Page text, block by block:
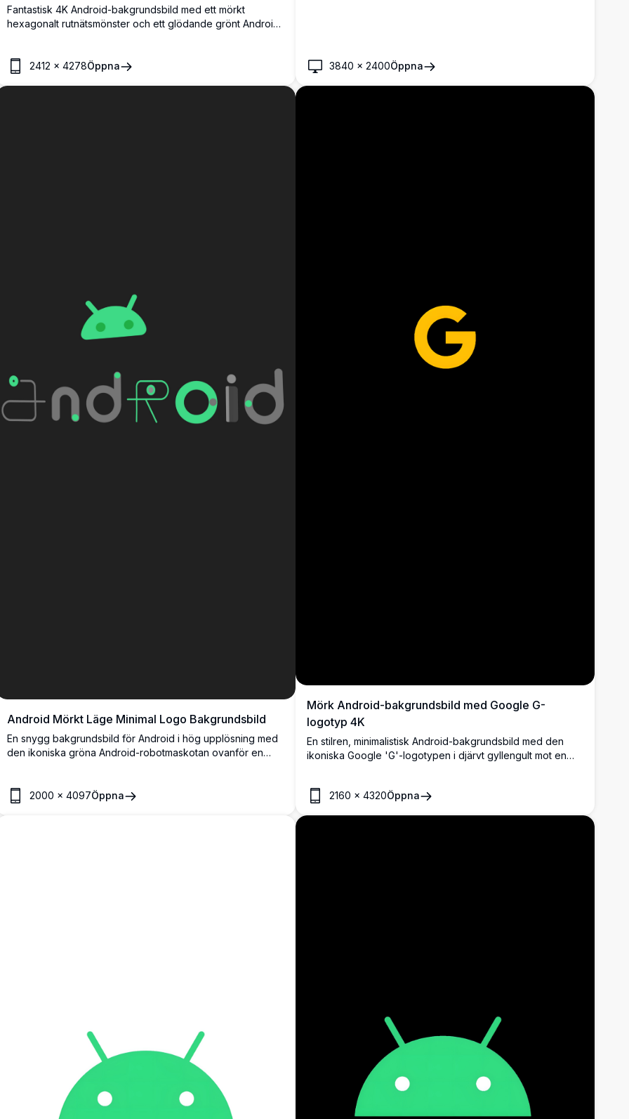
Fantastisk 4K Android-bakgrundsbild med ett mörkt
hexagonalt rutnätsmönster och ett glödande grönt Android-
2412 ×4278Öppna 3840 × 2400Öppna
Android Mörkt Läge Minimal Logo Bakgrundsbild
En snygg bakgrundsbild för Android i hög upplösning med
den ikoniska gröna Android-robotmaskotan ovanför en
estetik.2000 ×4097Öppna
Mörk Android-bakgrundsbild med Google G-
logotyp 4K
En stilren, minimalistisk Android-bakgrundsbild med den
ikoniska Google 'G'-logotypen i djärvt gyllengult mot en
2160 × 4320Öppna